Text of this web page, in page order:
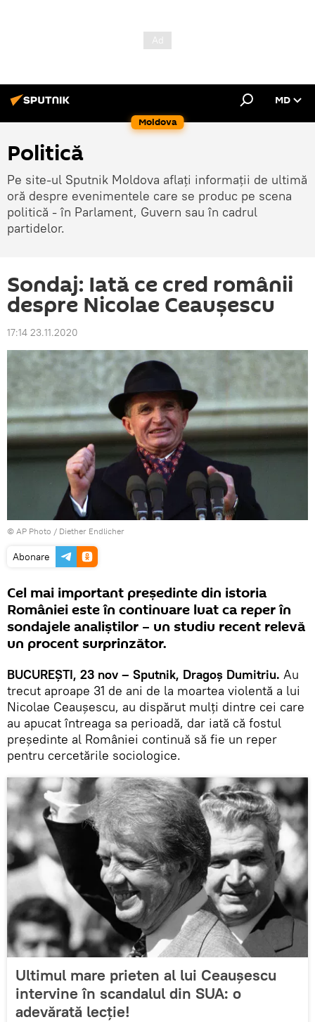
Moldova
MD
Politică
Pe site-ul Sputnik Moldova aflați informații de ultimă
oră despre evenimentele care se produc pe scena
politică - în Parlament, Guvern sau în cadrul
partidelor.
Sondaj: Iată ce cred românii
despre Nicolae Ceaușescu
17:14 23.11.2020
© AP Photo / Diether Endlicher
Abonare
Cel mai important președinte din istoria
României este în continuare luat ca reper în
sondajele analiștilor – un studiu recent relevă
un procent surprinzător.
BUCUREȘTI, 23 nov – Sputnik, Dragoș Dumitriu. Au
trecut aproape 31 de ani de la moartea violentă a lui
Nicolae Ceaușescu, au dispărut mulți dintre cei care
au apucat întreaga sa perioadă, dar iată că fostul
președinte al României continuă să fie un reper
pentru cercetările sociologice.
Ultimul mare prieten al lui Ceaușescu
intervine în scandalul din SUA: o
adevărată lecție!